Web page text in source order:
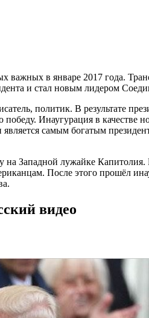
в январе 2017 года.
и стал новым лидером
политик. В результате
Инаугурация в качестве
самым богатым
на Западной лужайке
После этого прошёл
видео